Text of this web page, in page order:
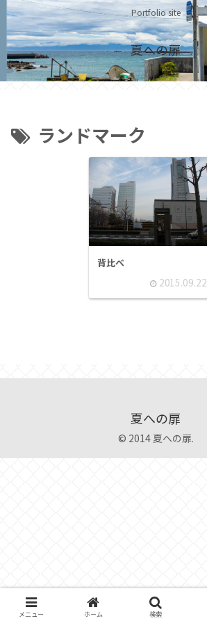
Portfolio site
夏への扉
ランドマーク
背比べ
2015.09.22
夏への扉
© 2014 夏への扉.
メニュー ホーム 検索